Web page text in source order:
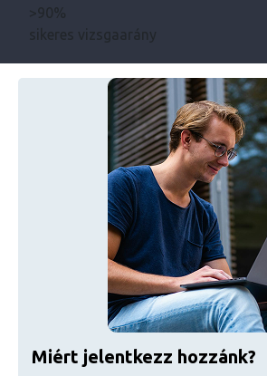
>90%
sikeres vizsgaarány
Miért jelentkezz hozzánk?